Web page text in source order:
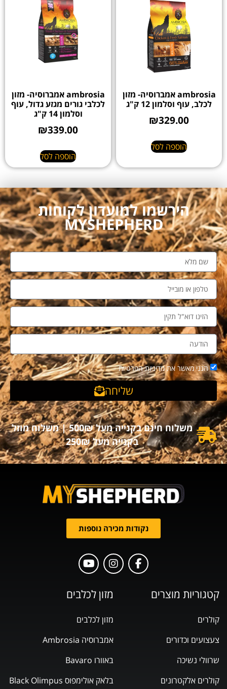
ambrosia אמברוסיה- מזון
לכלב, עוף וסלמון 12 ק"ג
₪329.00
הוספה לסל
ambrosia אמברוסיה- מזון
לכלבי גורים מגזע גדול, עוף
וסלמון 14 ק"ג
₪339.00
הוספה לסל
הירשמו למועדון לקוחות
MYSHEPHERD
הנני מאשר את מדיניות הפרטיות
שליחה
משלוח חינם בקנייה מעל 500₪ | משלוח מוזל
בקנייה מעל 250₪
מזון לכלבים
מזון לכלבים
אמברוסיה Ambrosia
באוורו Bavaro
בלאק אולימפוס Black Olimpus
קטגוריות מוצרים
קולרים
צעצועים וכדורים
שרוולי נשיכה
קולרים אלקטרונים
נקודות מכירה נוספות